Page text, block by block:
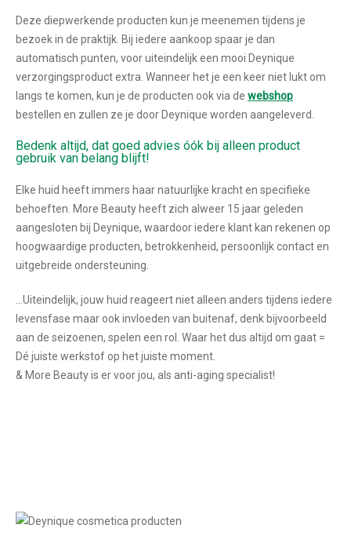
Deze diepwerkende producten kun je meenemen tijdens je
bezoek in de praktijk. Bij iedere aankoop spaar je dan
automatisch punten, voor uiteindelijk een mooi Deynique
verzorgingsproduct extra. Wanneer het je een keer niet lukt om
langs te komen, kun je de producten ook via de webshop
bestellen en zullen ze je door Deynique worden aangeleverd.
Bedenk altijd, dat goed advies óók bij alleen product
gebruik van belang blijft!
Elke huid heeft immers haar natuurlijke kracht en specifieke
behoeften. More Beauty heeft zich alweer 15 jaar geleden
aangesloten bij Deynique, waardoor iedere klant kan rekenen op
hoogwaardige producten, betrokkenheid, persoonlijk contact en
uitgebreide ondersteuning.
…Uiteindelijk, jouw huid reageert niet alleen anders tijdens iedere
levensfase maar ook invloeden van buitenaf, denk bijvoorbeeld
aan de seizoenen, spelen een rol. Waar het dus altijd om gaat =
Dé juiste werkstof op het juiste moment.
& More Beauty is er voor jou, als anti-aging specialist!